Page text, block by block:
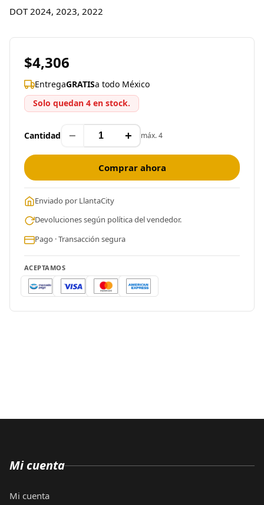
DOT 2024, 2023, 2022
$4,306
EntregaGRATISa todo México
Solo quedan 4 en stock.
Cantidad − + máx. 4
Comprar ahora
Enviado por LlantaCity
Devoluciones según política del vendedor.
Pago · Transacción segura
ACEPTAMOS
Mi cuenta
Mi cuenta